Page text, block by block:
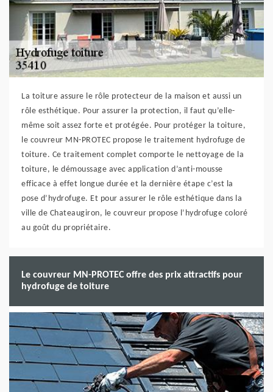
La toiture assure le rôle protecteur de la maison et aussi un
rôle esthétique. Pour assurer la protection, il faut qu’elle-
même soit assez forte et protégée. Pour protéger la toiture,
le couvreur MN-PROTEC propose le traitement hydrofuge de
toiture. Ce traitement complet comporte le nettoyage de la
toiture, le démoussage avec application d’anti-mousse
efficace à effet longue durée et la dernière étape c’est la
pose d’hydrofuge. Et pour assurer le rôle esthétique dans la
ville de Chateaugiron, le couvreur propose l’hydrofuge coloré
au goût du propriétaire.
Le couvreur MN-PROTEC offre des prix attractifs pour
hydrofuge de toiture